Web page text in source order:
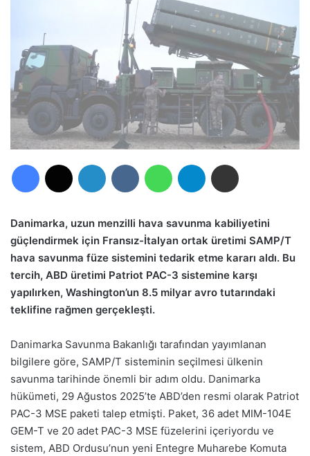
Danimarka, uzun menzilli hava savunma kabiliyetini
güçlendirmek için Fransız-İtalyan ortak üretimi SAMP/T
hava savunma füze sistemini tedarik etme kararı aldı. Bu
tercih, ABD üretimi Patriot PAC-3 sistemine karşı
yapılırken, Washington’un 8.5 milyar avro tutarındaki
teklifine rağmen gerçekleşti.
Danimarka Savunma Bakanlığı tarafından yayımlanan
bilgilere göre, SAMP/T sisteminin seçilmesi ülkenin
savunma tarihinde önemli bir adım oldu. Danimarka
hükümeti, 29 Ağustos 2025’te ABD’den resmi olarak Patriot
PAC-3 MSE paketi talep etmişti. Paket, 36 adet MIM-104E
GEM-T ve 20 adet PAC-3 MSE füzelerini içeriyordu ve
sistem, ABD Ordusu’nun yeni Entegre Muharebe Komuta